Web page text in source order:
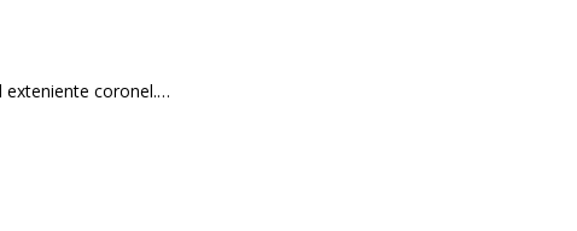
exteniente coronel.…